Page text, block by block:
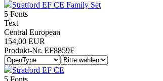
Stratford EF CE Family Set
5 Fonts
Text
Central European
154,00 EUR
Produkt-Nr. EF8859F
Stratford EF CE
5 Fonts